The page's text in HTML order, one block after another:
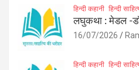
हिन्दी कहानी हिन्दी
लघुकथा : मेडल -डॉ.
16/07/2026
हिन्दी कहानी हिन्दी